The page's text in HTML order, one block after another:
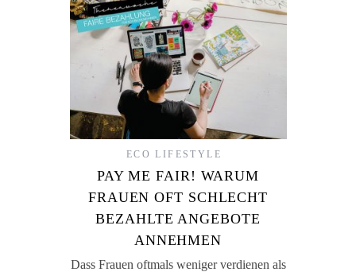
ECO LIFESTYLE
PAY ME FAIR! WARUM
FRAUEN OFT SCHLECHT
BEZAHLTE ANGEBOTE
ANNEHMEN
Dass Frauen oftmals weniger verdienen als